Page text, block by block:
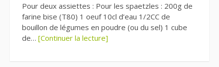
Pour deux assiettes : Pour les spaetzles : 200g de
farine bise (T80) 1 oeuf 10cl d’eau 1/2CC de
bouillon de légumes en poudre (ou du sel) 1 cube
de… [Continuer la lecture]